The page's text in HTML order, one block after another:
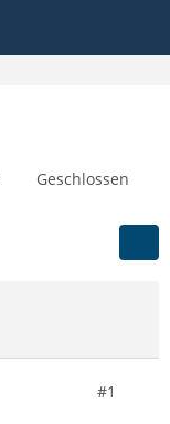
Geschlossen
#1